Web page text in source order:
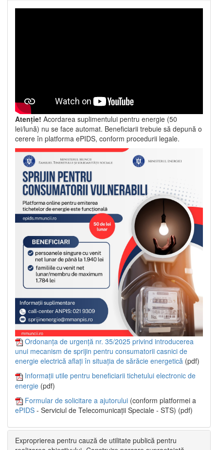
Atenție! Acordarea suplimentului pentru energie (50
lei/lună) nu se face automat. Beneficiarii trebuie să depună o
cerere în platforma ePIDS, conform procedurii legale.
Ordonanța de urgență nr. 35/2025 privind introducerea
unui mecanism de sprijin pentru consumatorii casnici de
energie electrică aflați în situația de sărăcie energetică (pdf)
Informații utile pentru beneficiarii tichetului electronic de
energie (pdf)
Formular de solicitare a ajutorului (conform platformei a
ePIDS - Serviciul de Telecomunicații Speciale - STS) (pdf)
Exproprierea pentru cauză de utilitate publică pentru